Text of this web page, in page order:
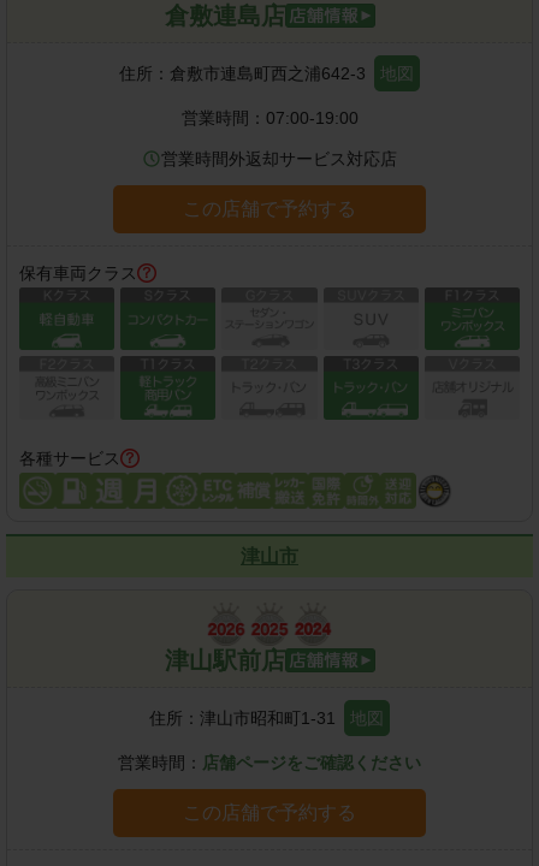
倉敷連島店
住所： 倉敷市連島町西之浦642-3 地図
営業時間： 07:00-19:00
営業時間外返却サービス対応店
この店舗で予約する
保有車両クラス
各種サービス
津山市
津山駅前店
住所： 津山市昭和町1-31 地図
営業時間： 店舗ページをご確認ください
この店舗で予約する